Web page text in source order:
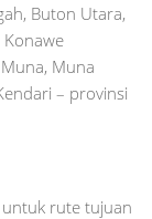
Buton Utara,
Konawe
Muna
– provinsi
untuk rute tujuan